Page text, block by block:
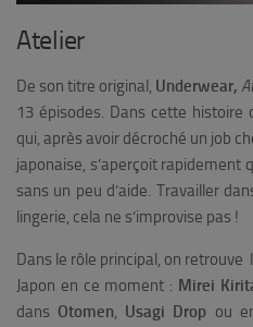
Atelier
De son titre original, Underwear,
13 épisodes. Dans cette histoire
qui, après avoir décroché un job
japonaise, s’aperçoit rapidement
sans un peu d’aide. Travailler
lingerie, cela ne s’improvise pas !
Dans le rôle principal, on
Japon en ce moment : Mirei
dans Otomen, Usagi Drop ou